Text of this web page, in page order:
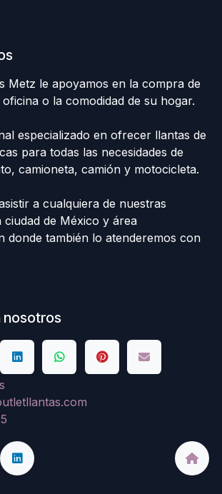
Metz le apoyamos en la compra de
o la comodidad de su hogar.
especializado en ofrecer llantas de
para todas las necesidades de
camioneta, camión y motocicleta.
a cualquiera de nuestras
ciudad de México y área
donde también lo atenderemos con
nosotros